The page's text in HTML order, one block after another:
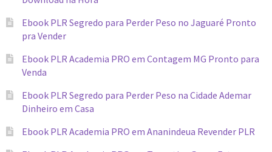
Ebook PLR Segredo para Perder Peso no Jaguaré Pronto
pra Vender
Ebook PLR Academia PRO em Contagem MG Pronto para
Venda
Ebook PLR Segredo para Perder Peso na Cidade Ademar
Dinheiro em Casa
Ebook PLR Academia PRO em Ananindeua Revender PLR